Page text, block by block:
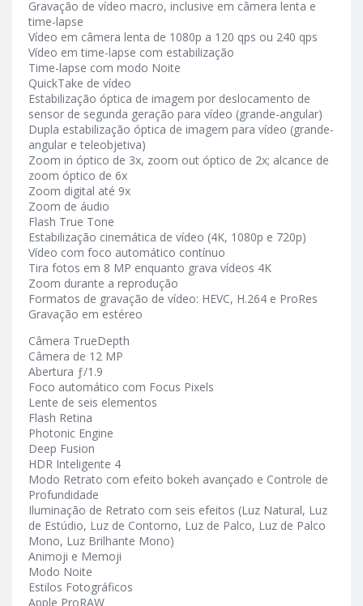
Gravação de vídeo macro, inclusive em câmera lenta e
time-lapse
Vídeo em câmera lenta de 1080p a 120 qps ou 240 qps
Vídeo em time-lapse com estabilização
Time-lapse com modo Noite
QuickTake de vídeo
Estabilização óptica de imagem por deslocamento de
sensor de segunda geração para vídeo (grande-angular)
Dupla estabilização óptica de imagem para vídeo (grande-
angular e teleobjetiva)
Zoom in óptico de 3x, zoom out óptico de 2x; alcance de
zoom óptico de 6x
Zoom digital até 9x
Zoom de áudio
Flash True Tone
Estabilização cinemática de vídeo (4K, 1080p e 720p)
Vídeo com foco automático contínuo
Tira fotos em 8 MP enquanto grava vídeos 4K
Zoom durante a reprodução
Formatos de gravação de vídeo: HEVC, H.264 e ProRes
Gravação em estéreo
Câmera TrueDepth
Câmera de 12 MP
Abertura ƒ/1.9
Foco automático com Focus Pixels
Lente de seis elementos
Flash Retina
Photonic Engine
Deep Fusion
HDR Inteligente 4
Modo Retrato com efeito bokeh avançado e Controle de
Profundidade
Iluminação de Retrato com seis efeitos (Luz Natural, Luz
de Estúdio, Luz de Contorno, Luz de Palco, Luz de Palco
Mono, Luz Brilhante Mono)
Animoji e Memoji
Modo Noite
Estilos Fotográficos
Apple ProRAW